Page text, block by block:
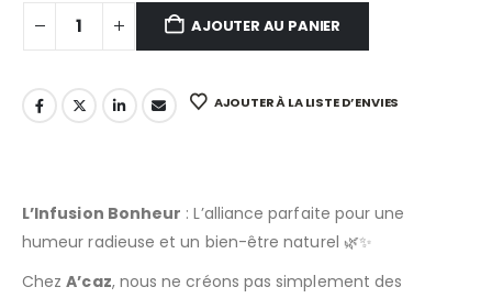
AJOUTER AU PANIER
AJOUTER À LA LISTE D’ENVIES
L’Infusion Bonheur : L’alliance parfaite pour une
humeur radieuse et un bien-être naturel 🌿✨
ChezA’caz, nous ne créons pas simplement des